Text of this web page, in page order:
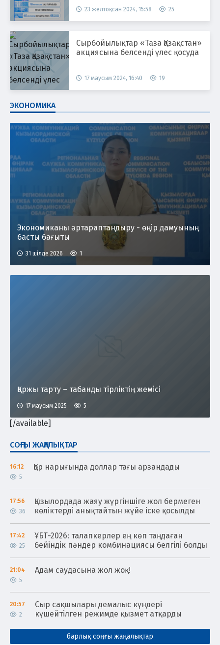
СОҢҒЫ ЖАҢАЛЫҚТАР
16:12
5
Қор нарығында доллар тағы арзандады
17:56
36
Қызылордада жаяу жүргіншіге жол бермеген
көліктерді анықтайтын жүйе іске қосылды
17:42
25
ҰБТ-2026: талапкерлер ең көп таңдаған
бейіндік пәндер комбинациясы белгілі болды
21:04
5
Адам саудасына жол жоқ!
20:57
2
Сыр сақшылары демалыс күндері
күшейтілген режимде қызмет атқарды
барлық соңғы жаңалықтар
23 желтоқсан 2024, 15:58 25
Сырбойылықтар «Таза Қазақстан»
акциясына белсенді үлес қосуда
17 маусым 2024, 16:40 19
ЭКОНОМИКА
Экономиканы әртараптандыру - өңір дамуының
басты бағыты
31 шілде 2026 1
Қаржы тарту – табанды тірліктің жемісі
17 маусым 2025 5
[/available]